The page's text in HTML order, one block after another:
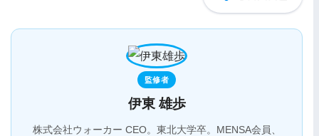
監修者
伊東 雄歩
株式会社ウォーカー CEO。東北大学卒。MENSA会員、